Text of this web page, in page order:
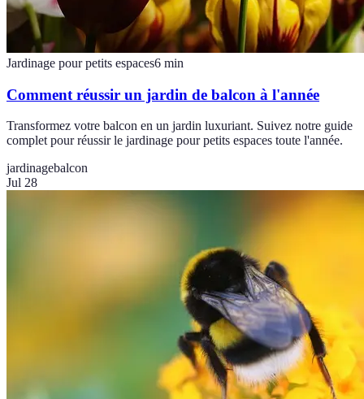
Jardinage pour petits espaces6 min
Comment réussir un jardin de balcon à l'année
Transformez votre balcon en un jardin luxuriant. Suivez notre guide
complet pour réussir le jardinage pour petits espaces toute l'année.
jardinagebalcon
Jul 28